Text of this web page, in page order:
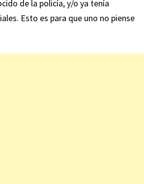
de la policía, y/o ya tenía
Esto es para que uno no piense